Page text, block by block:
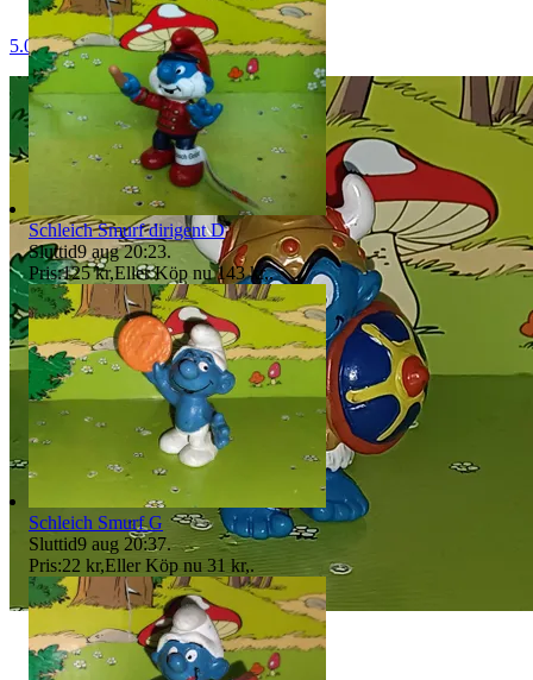
5.0
Schleich Smurf dirigent D
Sluttid9 aug 20:23.
Pris:125 kr,Eller Köp nu 143 kr,.
Schleich Smurf G
Sluttid9 aug 20:37.
Pris:22 kr,Eller Köp nu 31 kr,.